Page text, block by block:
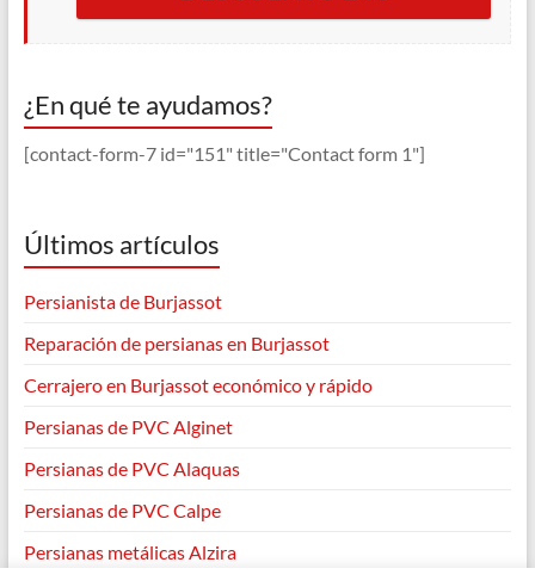
¿En qué te ayudamos?
[contact-form-7 id="151" title="Contact form 1"]
Últimos artículos
Persianista de Burjassot
Reparación de persianas en Burjassot
Cerrajero en Burjassot económico y rápido
Persianas de PVC Alginet
Persianas de PVC Alaquas
Persianas de PVC Calpe
Persianas metálicas Alzira